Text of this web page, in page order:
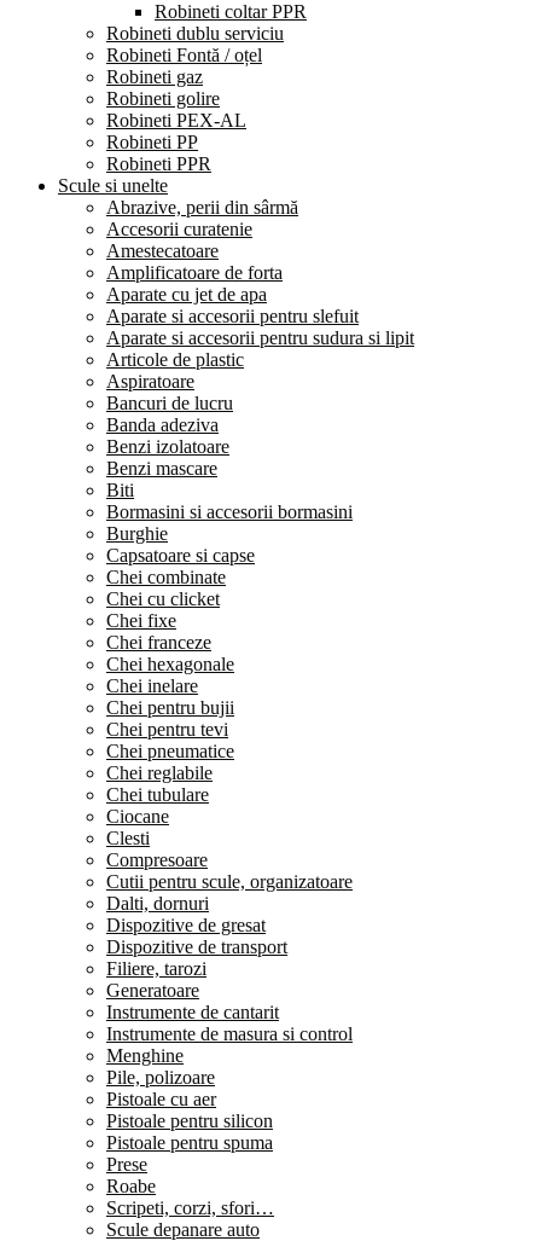
Robineti coltar PPR
Robineti dublu serviciu
Robineti Fontă / oțel
Robineti gaz
Robineti golire
Robineti PEX-AL
Robineti PP
Robineti PPR
Scule si unelte
Abrazive, perii din sârmă
Accesorii curatenie
Amestecatoare
Amplificatoare de forta
Aparate cu jet de apa
Aparate si accesorii pentru slefuit
Aparate si accesorii pentru sudura si lipit
Articole de plastic
Aspiratoare
Bancuri de lucru
Banda adeziva
Benzi izolatoare
Benzi mascare
Biti
Bormasini si accesorii bormasini
Burghie
Capsatoare si capse
Chei combinate
Chei cu clicket
Chei fixe
Chei franceze
Chei hexagonale
Chei inelare
Chei pentru bujii
Chei pentru tevi
Chei pneumatice
Chei reglabile
Chei tubulare
Ciocane
Clesti
Compresoare
Cutii pentru scule, organizatoare
Dalti, dornuri
Dispozitive de gresat
Dispozitive de transport
Filiere, tarozi
Generatoare
Instrumente de cantarit
Instrumente de masura si control
Menghine
Pile, polizoare
Pistoale cu aer
Pistoale pentru silicon
Pistoale pentru spuma
Prese
Roabe
Scripeti, corzi, sfori…
Scule depanare auto